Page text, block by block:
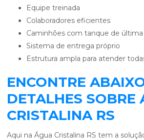
equipe treinada
colaboradores eficientes
caminhões com tanque de
sistema de entrega próprio
estrutura ampla para atender
ENCONTRE
DETALHES SOBRE
CRISTALINA RS
Aqui na Água Cristalina RS tem a